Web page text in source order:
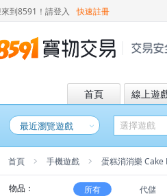
到8591！ 請登入 快速註冊
首頁 線上遊
最近瀏覽遊戲
首頁 手機遊戲 蛋糕消消樂
物品： 所有 代儲